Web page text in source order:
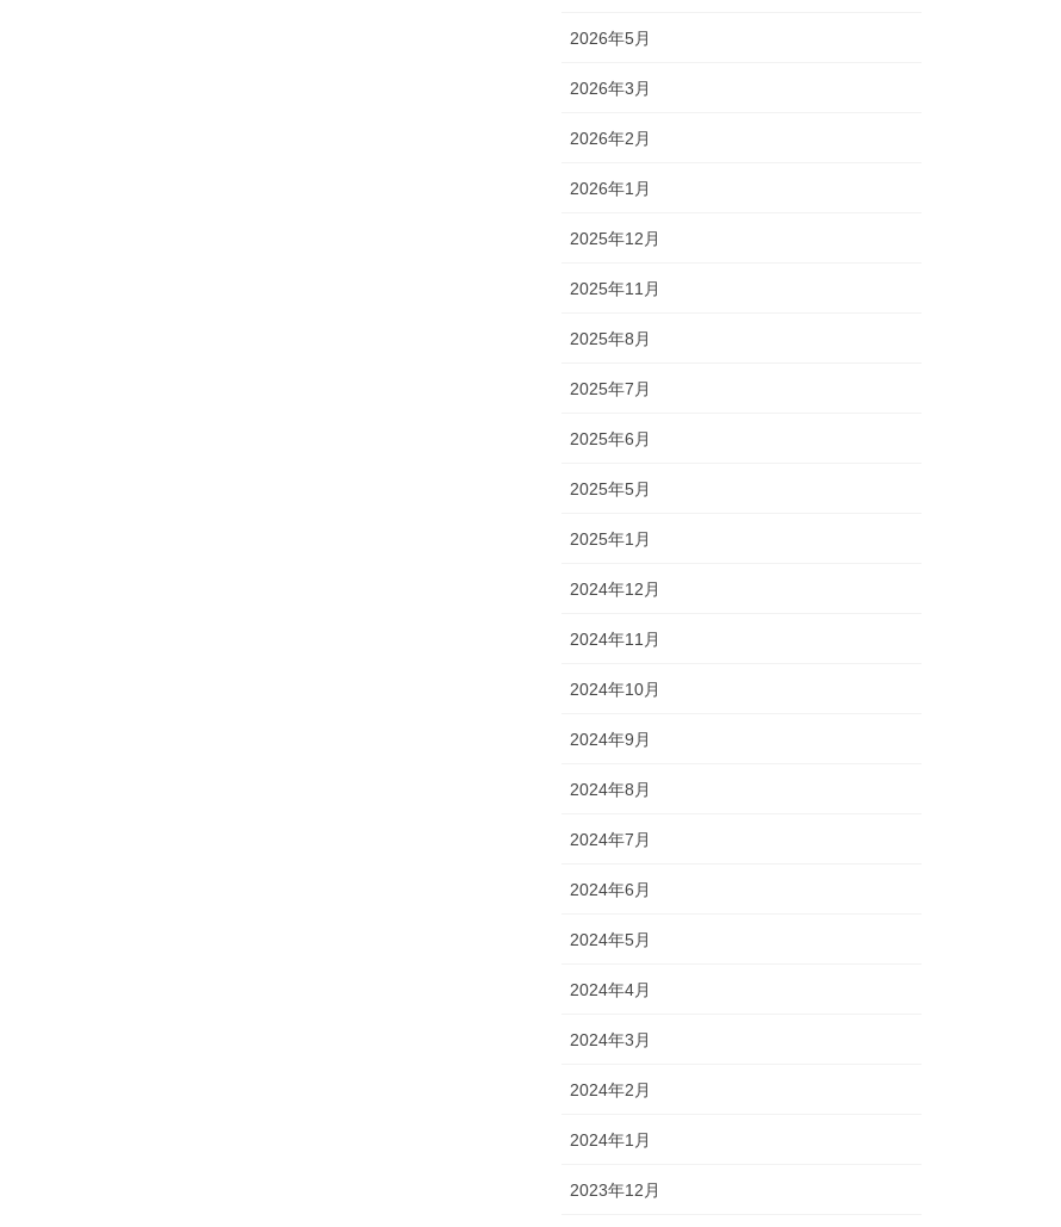
2026年5月
2026年3月
2026年2月
2026年1月
2025年12月
2025年11月
2025年8月
2025年7月
2025年6月
2025年5月
2025年1月
2024年12月
2024年11月
2024年10月
2024年9月
2024年8月
2024年7月
2024年6月
2024年5月
2024年4月
2024年3月
2024年2月
2024年1月
2023年12月